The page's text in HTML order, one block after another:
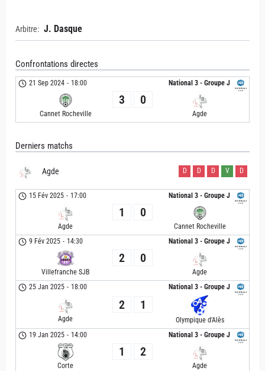
Arbitre: J. Dasque
Confrontations directes
National 3 - Groupe J
21 Sep 2024 - 18:00
Cannet Rocheville
3 0
Agde
Derniers matchs
Agde D D D V D
National 3 - Groupe J
15 Fév 2025 - 17:00
Agde
1 0
Cannet Rocheville
National 3 - Groupe J
9 Fév 2025 - 14:30
Villefranche SJB
2 0
Agde
National 3 - Groupe J
25 Jan 2025 - 18:00
Agde
2 1
Olympique d'Alès
National 3 - Groupe J
19 Jan 2025 - 14:00
Corte
1 2
Agde